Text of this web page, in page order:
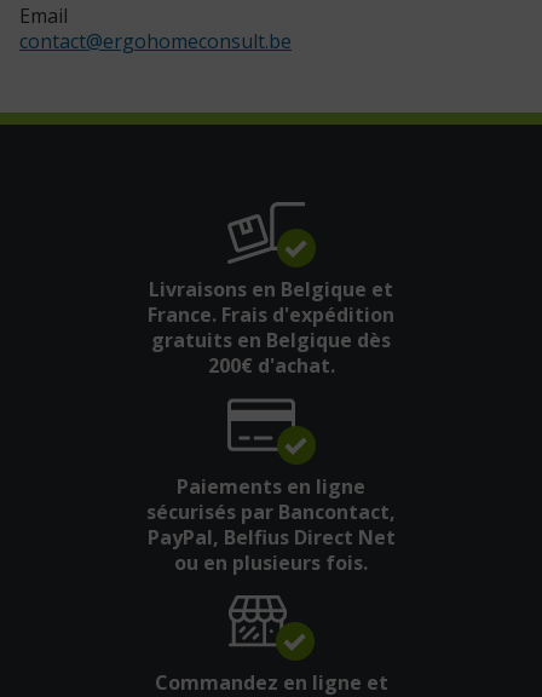
Email
contact@ergohomeconsult.be
Livraisons en Belgique et
France. Frais d'expédition
gratuits en Belgique dès
200€ d'achat.
Paiements en ligne
sécurisés par Bancontact,
PayPal, Belfius Direct Net
ou en plusieurs fois.
Commandez en ligne et